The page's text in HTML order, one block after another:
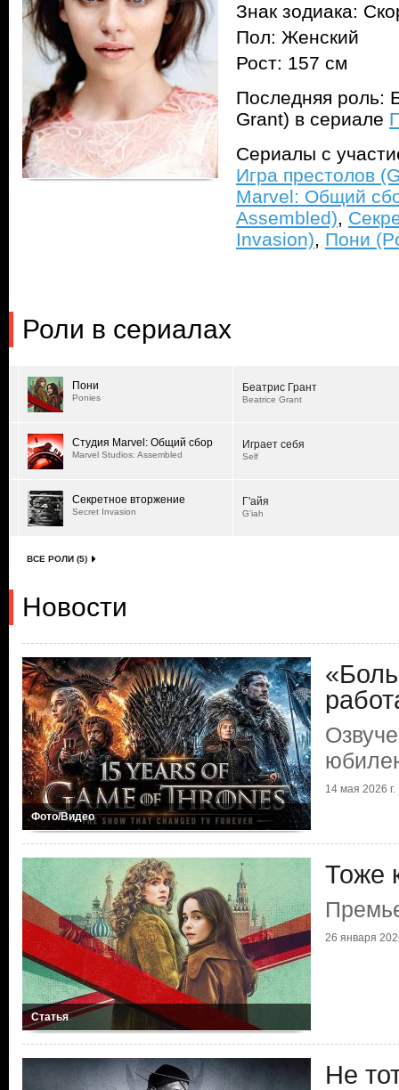
Знак зодиака:
Пол: Женский
Рост: 157 см
Последняя роль:
Grant) в сериале
Сериалы с
Игра престолов
Marvel: Общий
Assembled),
Invasion), Пони
Роли в сериалах
Пони
Ponies
Беатрис Грант
Beatrice Grant
Студия Marvel: Общий сбор
Marvel Studios: Assembled
Играет себя
Self
Секретное вторжение
Secret Invasion
Г'айя
G'iah
ВСЕ РОЛИ (5)
Новости
Фото/Видео
14 мая 2026 г.
Статья
Тоже
26 января
Не